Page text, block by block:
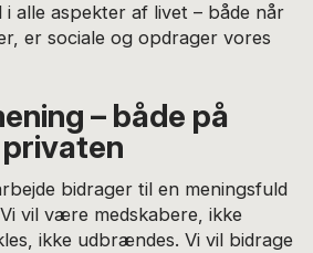
alle aspekter af livet – både når
er sociale og opdrager vores
– både på
bidrager til en meningsfuld
vil være medskabere, ikke
ikke udbrændes. Vi vil bidrage